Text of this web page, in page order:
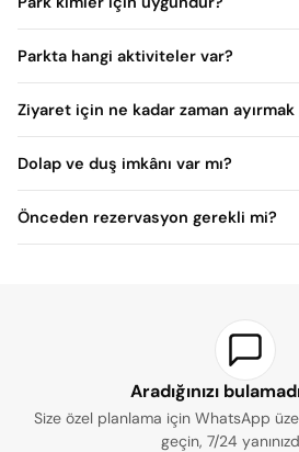
Parkta hangi aktiviteler var?
Ziyaret için ne kadar zaman
Dolap ve duş imkânı var mı?
Önceden rezervasyon gerekli mi?
Aradığınızı
Size özel planlama için WhatsApp
geçin, 7/24